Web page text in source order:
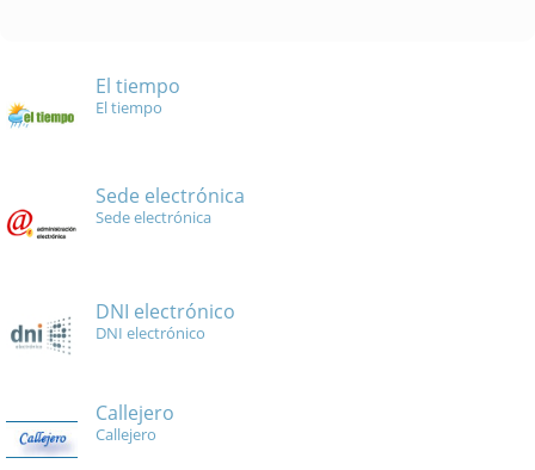
El tiempo
El tiempo
Sede electrónica
Sede electrónica
DNI electrónico
DNI electrónico
Callejero
Callejero